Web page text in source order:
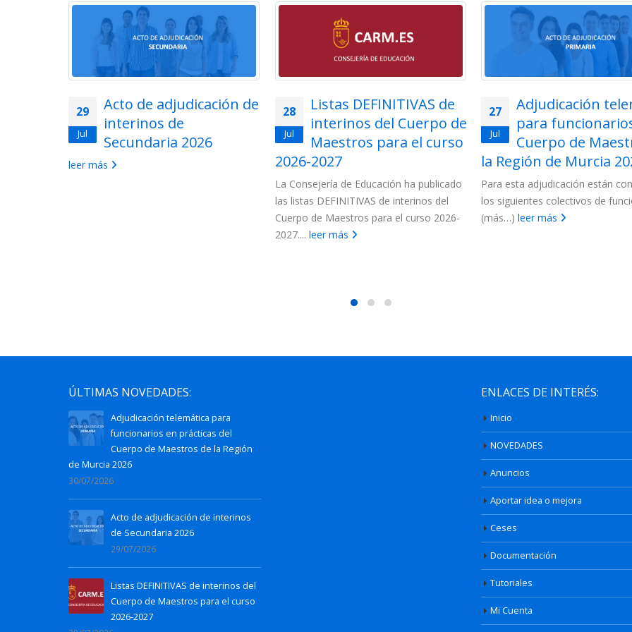
29
Jul
Acto de adjudicación de
interinos de
Secundaria 2026
leer más
28
Jul
Listas DEFINITIVAS de
interinos del Cuerpo de
Maestros para el curso
2026-2027
La Consejería de Educación ha publicado
las listas DEFINITIVAS de interinos del
Cuerpo de Maestros para el curso 2026-
2027.... leer más
27
Jul
Adjudicación
para
Cuerpo de
la Región de Murcia
Para esta adjudicación están
los siguientes colectivos de
(más…) leer más
ÚLTIMAS NOVEDADES:
Adjudicación telemática para
funcionarios en prácticas del
Cuerpo de Maestros de la Región
de Murcia 2026
30/07/2026
Acto de adjudicación de interinos
de Secundaria 2026
29/07/2026
Listas DEFINITIVAS de interinos del
Cuerpo de Maestros para el curso
2026-2027
ENLACES DE INTERÉS:
Inicio
NOVEDADES
Anuncios
Aportar idea o mejora
Ceses
Documentación
Tutoriales
Mi Cuenta